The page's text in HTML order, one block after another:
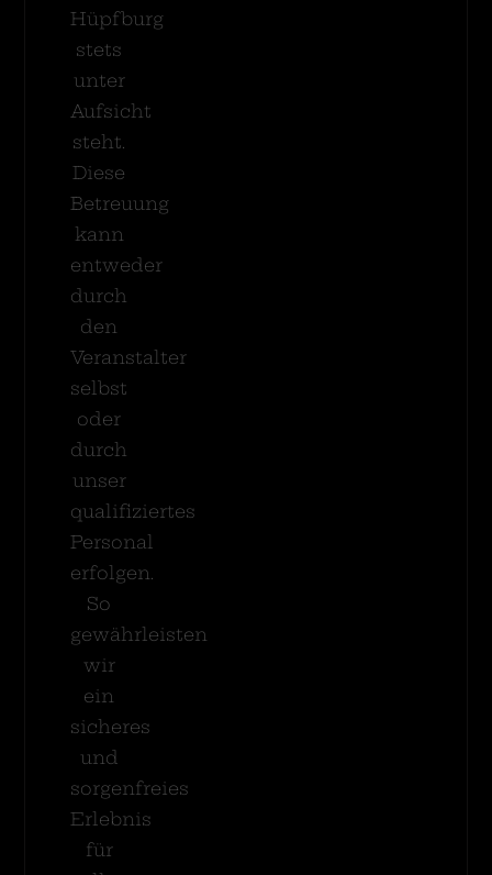
Hüpfburg
stets
unter
Aufsicht
steht.
Diese
Betreuung
kann
entweder
durch
den
Veranstalter
selbst
oder
durch
unser
qualifiziertes
Personal
erfolgen.
So
gewährleisten
wir
ein
sicheres
und
sorgenfreies
Erlebnis
für